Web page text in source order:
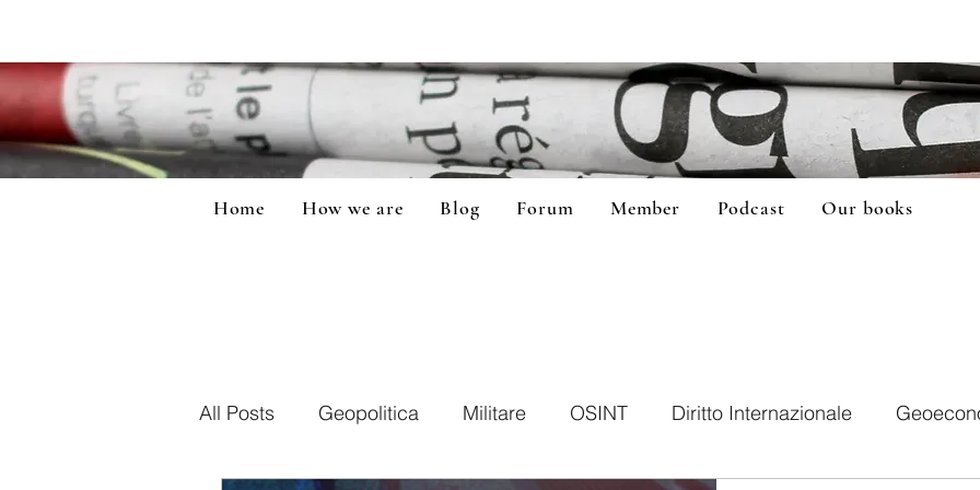
Home How we are Blog Forum Member Podcast Our books
All Posts Geopolitica Militare OSINT Diritto Internazionale